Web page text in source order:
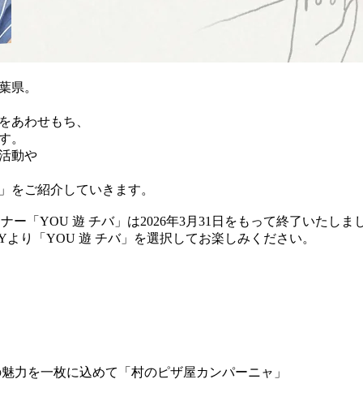
県。
あわせもち、
。
動や
をご紹介していきます。
ー「YOU 遊 チバ」は2026年3月31日をもって終了いたしま
り「YOU 遊 チバ」を選択してお楽しみください。
力を一枚に込めて「村のピザ屋カンパーニャ」